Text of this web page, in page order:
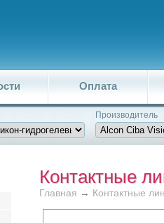
Оплата
Производитель
Контактные
Главная → Контактные